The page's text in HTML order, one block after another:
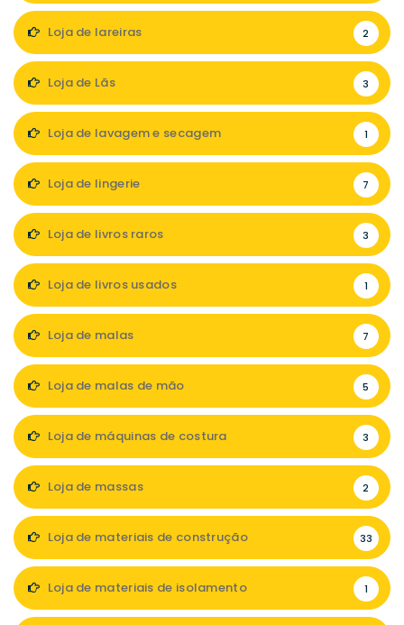
Loja de lareiras 2
Loja de Lãs 3
Loja de lavagem e secagem 1
Loja de lingerie 7
Loja de livros raros 3
Loja de livros usados 1
Loja de malas 7
Loja de malas de mão 5
Loja de máquinas de costura 3
Loja de massas 2
Loja de materiais de construção 33
Loja de materiais de isolamento 1